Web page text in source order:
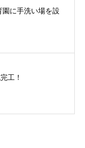
園に手洗い場を設
工！